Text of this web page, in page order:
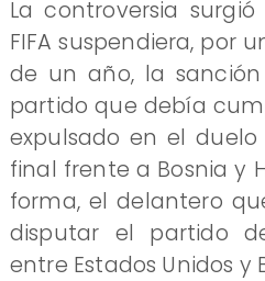
La controversia
FIFA suspendiera, por
de un año, la
partido que debía
expulsado en el duelo
final frente a Bosnia y
forma, el delantero
disputar el partido
entre Estados Unidos y